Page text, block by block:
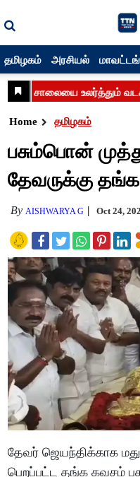
தமிழகம் அரசியல்
Home தமிழகம்
பசும்பொன்
தேவருக்கு
By AISHWARYA G Oct 24,
தேவர் ஜெயந்திக்காக
பெறப்பட்ட தங்க கவசம்